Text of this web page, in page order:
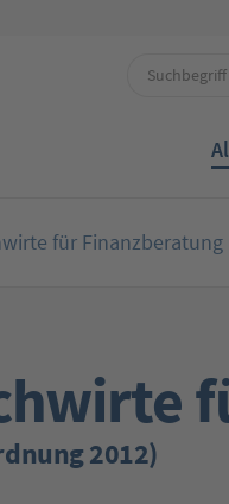
für Finanzberatung
2012)